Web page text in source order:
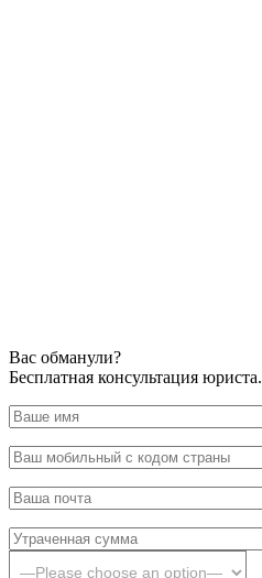
Вас обманули?
Бесплатная консультация юриста.